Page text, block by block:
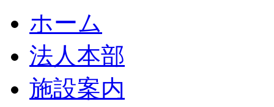
ホーム
法人本部
施設案内